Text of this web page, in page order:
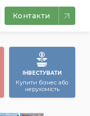
Контакти
ІНВЕСТУВАТИ
Купити бізнес або
нерухомість